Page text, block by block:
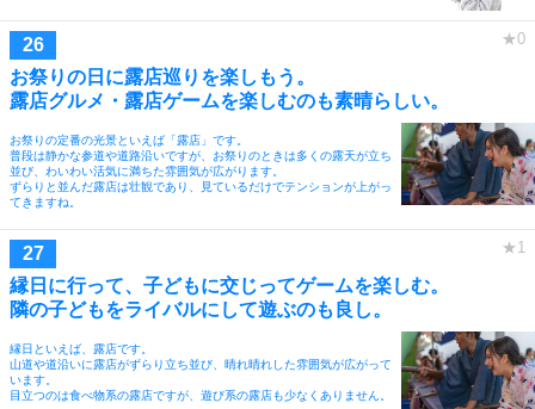
お祭りの日に露店巡りを楽しもう。
露店グルメ・露店ゲームを楽しむのも素晴らしい。
お祭りの定番の光景といえば「露店」です。
普段は静かな参道や道路沿いですが、お祭りのときは多くの露天が立ち
並び、わいわい活気に満ちた雰囲気が広がります。
ずらりと並んだ露店は壮観であり、見ているだけでテンションが上がっ
てきますね。
縁日に行って、子どもに交じってゲームを楽しむ。
隣の子どもをライバルにして遊ぶのも良し。
縁日といえば、露店です。
山道や道沿いに露店がずらり立ち並び、晴れ晴れした雰囲気が広がって
います。
目立つのは食べ物系の露店ですが、遊び系の露店も少なくありません。